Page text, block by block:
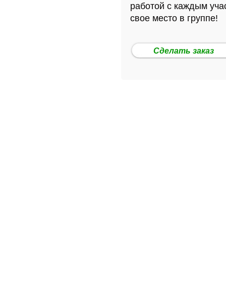
работой с каждым
свое место в группе!
Сделать заказ